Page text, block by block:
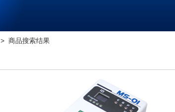
> 商品搜索结果